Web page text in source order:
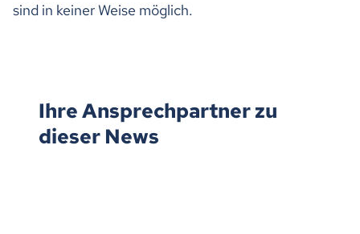
sind in keiner Weise möglich.
Ihre Ansprechpartner zu
dieser News